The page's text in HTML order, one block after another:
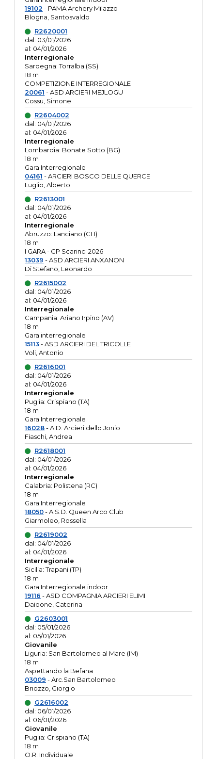
19102 - PAMA Archery Milazzo
Blogna, Santosvaldo
R2620001
dal: 03/01/2026
al: 04/01/2026
Interregionale
Sardegna: Torralba (SS)
18 m
COMPETIZIONE INTERREGIONALE
20061 - ASD ARCIERI MEJLOGU
Cossu, Simone
R2604002
dal: 04/01/2026
al: 04/01/2026
Interregionale
Lombardia: Bonate Sotto (BG)
18 m
Gara Interregionale
04161 - ARCIERI BOSCO DELLE QUERCE
Luglio, Alberto
R2613001
dal: 04/01/2026
al: 04/01/2026
Interregionale
Abruzzo: Lanciano (CH)
18 m
I GARA - GP Scarinci 2026
13039 - ASD ARCIERI ANXANON
Di Stefano, Leonardo
R2615002
dal: 04/01/2026
al: 04/01/2026
Interregionale
Campania: Ariano Irpino (AV)
18 m
Gara interregionale
15113- ASD ARCIERI DEL TRICOLLE
Voli, Antonio
R2616001
dal: 04/01/2026
al: 04/01/2026
Interregionale
Puglia: Crispiano (TA)
18 m
Gara Interregionale
16028- A.D. Arcieri dello Jonio
Fiaschi, Andrea
R2618001
dal: 04/01/2026
al: 04/01/2026
Interregionale
Calabria: Polistena (RC)
18 m
Gara Interregionale
18050- A.S.D. Queen Arco Club
Giarmoleo, Rossella
R2619002
dal: 04/01/2026
al: 04/01/2026
Interregionale
Sicilia: Trapani (TP)
18 m
Gara Interregionale indoor
19116 - ASD COMPAGNIA ARCIERI ELIMI
Daidone, Caterina
G2603001
dal: 05/01/2026
al: 05/01/2026
Giovanile
Liguria: San Bartolomeo al Mare (IM)
18 m
Aspettando la Befana
03009 - Arc.San Bartolomeo
Briozzo, Giorgio
G2616002
dal: 06/01/2026
al: 06/01/2026
Giovanile
Puglia: Crispiano (TA)
18 m
O.R. Individuale